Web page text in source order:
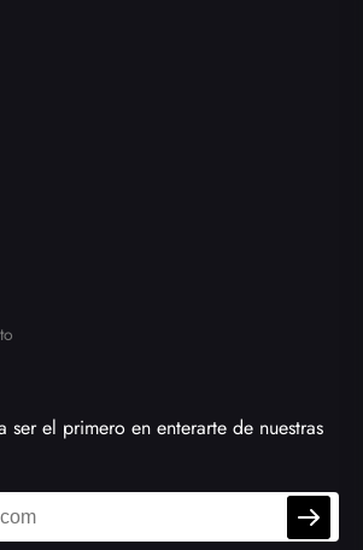
ser el primero en enterarte de nuestras